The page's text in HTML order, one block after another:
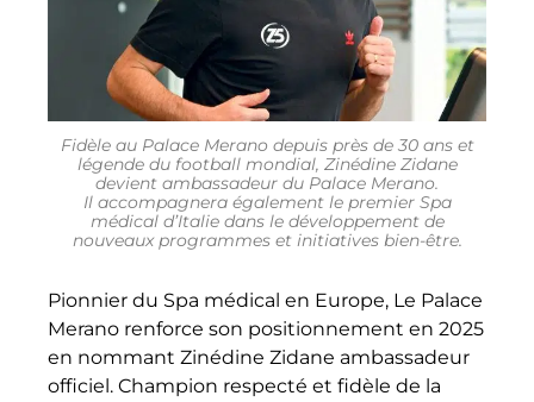
Fidèle au Palace Merano depuis près de 30 ans et
légende du football mondial, Zinédine Zidane
devient ambassadeur du Palace Merano.
Il accompagnera également le premier Spa
médical d’Italie dans le développement de
nouveaux programmes et initiatives bien-être.
Pionnier du Spa médical en Europe, Le Palace
Merano renforce son positionnement en 2025
en nommant Zinédine Zidane ambassadeur
officiel. Champion respecté et fidèle de la